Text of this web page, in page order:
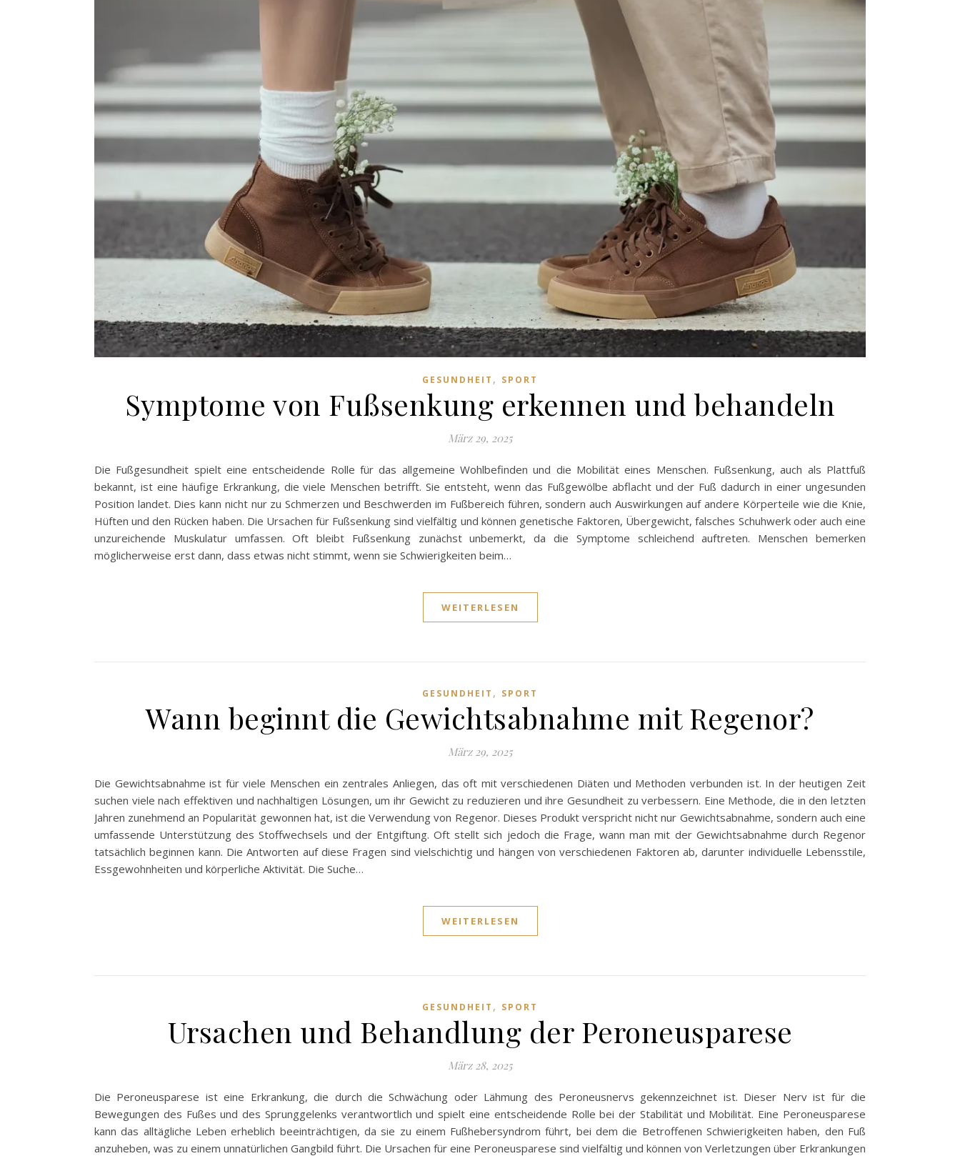
GESUNDHEIT , SPORT
Symptome von Fußsenkung erkennen und behandeln
März 29, 2025
Die Fußgesundheit spielt eine entscheidende Rolle für das allgemeine Wohlbefinden und die Mobilität eines Menschen. Fußsenkung, auch als Plattfuß
bekannt, ist eine häufige Erkrankung, die viele Menschen betrifft. Sie entsteht, wenn das Fußgewölbe abflacht und der Fuß dadurch in einer ungesunden
Position landet. Dies kann nicht nur zu Schmerzen und Beschwerden im Fußbereich führen, sondern auch Auswirkungen auf andere Körperteile wie die Knie,
Hüften und den Rücken haben. Die Ursachen für Fußsenkung sind vielfältig und können genetische Faktoren, Übergewicht, falsches Schuhwerk oder auch eine
unzureichende Muskulatur umfassen. Oft bleibt Fußsenkung zunächst unbemerkt, da die Symptome schleichend auftreten. Menschen bemerken
möglicherweise erst dann, dass etwas nicht stimmt, wenn sie Schwierigkeiten beim…
WEITERLESEN
GESUNDHEIT , SPORT
Wann beginnt die Gewichtsabnahme mit Regenor?
März 29, 2025
Die Gewichtsabnahme ist für viele Menschen ein zentrales Anliegen, das oft mit verschiedenen Diäten und Methoden verbunden ist. In der heutigen Zeit
suchen viele nach effektiven und nachhaltigen Lösungen, um ihr Gewicht zu reduzieren und ihre Gesundheit zu verbessern. Eine Methode, die in den letzten
Jahren zunehmend an Popularität gewonnen hat, ist die Verwendung von Regenor. Dieses Produkt verspricht nicht nur Gewichtsabnahme, sondern auch eine
umfassende Unterstützung des Stoffwechsels und der Entgiftung. Oft stellt sich jedoch die Frage, wann man mit der Gewichtsabnahme durch Regenor
tatsächlich beginnen kann. Die Antworten auf diese Fragen sind vielschichtig und hängen von verschiedenen Faktoren ab, darunter individuelle Lebensstile,
Essgewohnheiten und körperliche Aktivität. Die Suche…
WEITERLESEN
GESUNDHEIT , SPORT
Ursachen und Behandlung der Peroneusparese
März 28, 2025
Die Peroneusparese ist eine Erkrankung, die durch die Schwächung oder Lähmung des Peroneusnervs gekennzeichnet ist. Dieser Nerv ist für die
Bewegungen des Fußes und des Sprunggelenks verantwortlich und spielt eine entscheidende Rolle bei der Stabilität und Mobilität. Eine Peroneusparese
kann das alltägliche Leben erheblich beeinträchtigen, da sie zu einem Fußhebersyndrom führt, bei dem die Betroffenen Schwierigkeiten haben, den Fuß
anzuheben, was zu einem unnatürlichen Gangbild führt. Die Ursachen für eine Peroneusparese sind vielfältig und können von Verletzungen über Erkrankungen